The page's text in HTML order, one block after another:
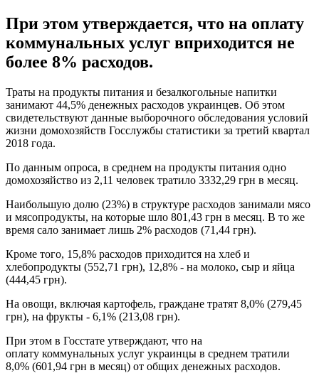
При этом утверждается, что на оплату
коммунальных услуг вприходится не
более 8% расходов.
Траты на продукты питания и безалкогольные напитки
занимают 44,5% денежных расходов украинцев. Об этом
свидетельствуют данные выборочного обследования условий
жизни домохозяйств Госслужбы статистики за третий квартал
2018 года.
По данным опроса, в среднем на продукты питания одно
домохозяйство из 2,11 человек тратило 3332,29 грн в месяц.
Наибольшую долю (23%) в структуре расходов занимали мясо
и мясопродукты, на которые шло 801,43 грн в месяц. В то же
время сало занимает лишь 2% расходов (71,44 грн).
Кроме того, 15,8% расходов приходится на хлеб и
хлебопродукты (552,71 грн), 12,8% - на молоко, сыр и яйца
(444,45 грн).
На овощи, включая картофель, граждане тратят 8,0% (279,45
грн), на фрукты - 6,1% (213,08 грн).
При этом в Госстате утверждают, что на
оплату коммунальных услуг украинцы в среднем тратили
8,0% (601,94 грн в месяц) от общих денежных расходов.